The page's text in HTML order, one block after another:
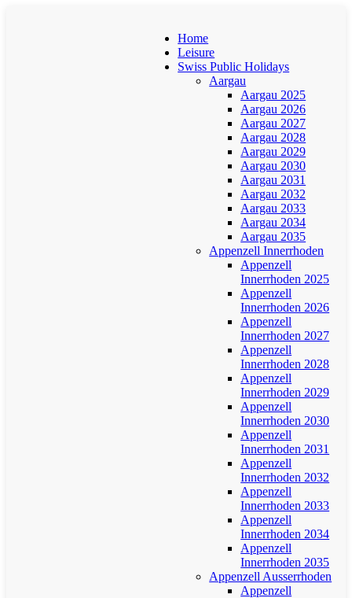
Home
Leisure
Swiss Public Holidays
Aargau
Aargau 2025
Aargau 2026
Aargau 2027
Aargau 2028
Aargau 2029
Aargau 2030
Aargau 2031
Aargau 2032
Aargau 2033
Aargau 2034
Aargau 2035
Appenzell Innerrhoden
Appenzell
Innerrhoden 2025
Appenzell
Innerrhoden 2026
Appenzell
Innerrhoden 2027
Appenzell
Innerrhoden 2028
Appenzell
Innerrhoden 2029
Appenzell
Innerrhoden 2030
Appenzell
Innerrhoden 2031
Appenzell
Innerrhoden 2032
Appenzell
Innerrhoden 2033
Appenzell
Innerrhoden 2034
Appenzell
Innerrhoden 2035
Appenzell Ausserrhoden
Appenzell